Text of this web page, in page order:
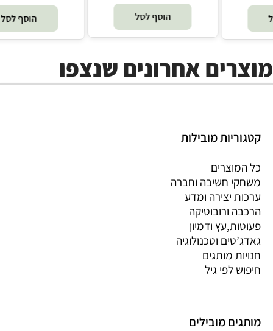
מוצרים אחרונים שנצפו
קטגוריות מובילות
כל המוצרים
משחקי חשיבה וחברה
ערכות יצירה ומדע
הרכבה ורובוטיקה
פעוטות,עץ ודמיון
גאדג’טים וטכנולוגיה
חנויות מותגים
חיפוש לפי גיל
מותגים מובילים